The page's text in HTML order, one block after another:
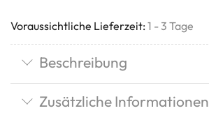
Voraussichtliche Lieferzeit: 1 - 3 Tage
Beschreibung
Zusätzliche Informationen